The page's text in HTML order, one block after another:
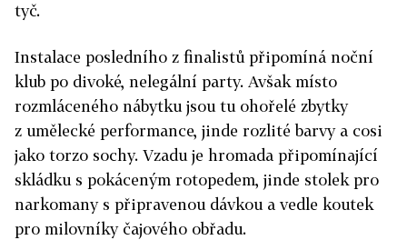
tyč.
Instalace posledního z finalistů připomíná noční
klub po divoké, nelegální party. Avšak místo
rozmláceného nábytku jsou tu ohořelé zbytky
z umělecké performance, jinde rozlité barvy a cosi
jako torzo sochy. Vzadu je hromada připomínající
skládku s pokáceným rotopedem, jinde stolek pro
narkomany s připravenou dávkou a vedle koutek
pro milovníky čajového obřadu.